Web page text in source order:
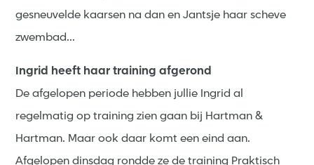
gesneuvelde kaarsen na dan en Jantsje haar scheve
zwembad...
Ingrid heeft haar training afgerond
De afgelopen periode hebben jullie Ingrid al
regelmatig op training zien gaan bij Hartman &
Hartman. Maar ook daar komt een eind aan.
Afgelopen dinsdag rondde ze de training Praktisch